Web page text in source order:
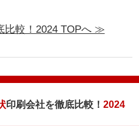
比較！2024 TOPへ ≫
印刷会社を徹底比較！ 2024